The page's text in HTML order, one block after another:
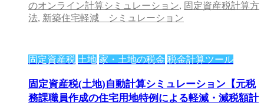
のオンライン計算シミュレーション, 固定資産税計算方
法, 新築住宅軽減 シミュレーション
固定資産税 土地 家・土地の税金 税金計算ツール
固定資産税(土地)自動計算シミュレーション【元税
務課職員作成の住宅用地特例による軽減・減税額計